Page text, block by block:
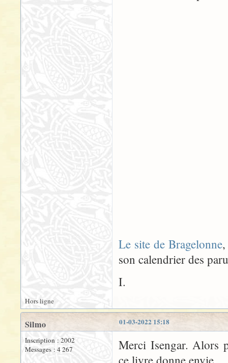
Le site de Bragelonne,
son calendrier des
I.
Hors ligne
01-03-2022 15:18
Silmo
Inscription : 2002
Messages : 4 267
Merci Isengar. Alors